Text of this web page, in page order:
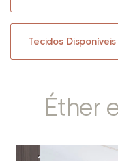
Tecidos Disponíveis
Éther